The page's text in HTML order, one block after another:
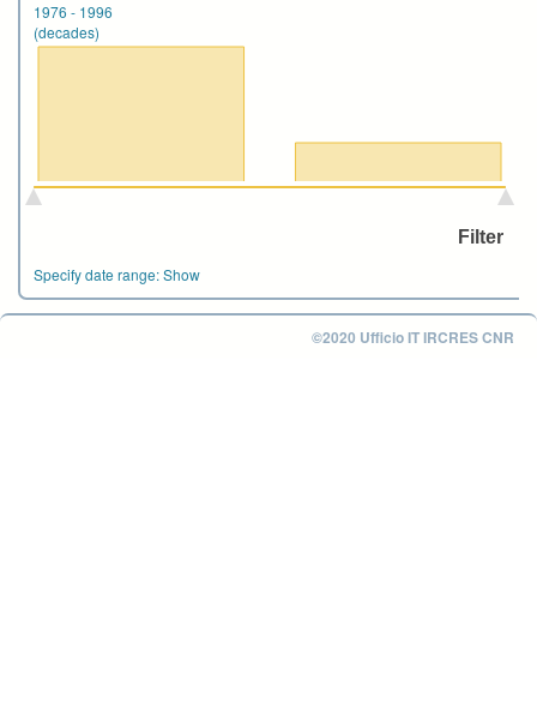
1976 - 1996
(decades)
Specify date range:Show
©2020 Ufficio IT IRCRES CNR